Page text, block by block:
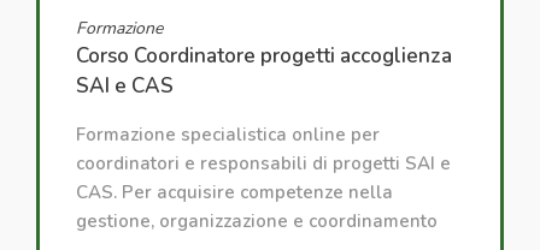
Formazione
Corso Coordinatore progetti accoglienza
SAI e CAS
Formazione specialistica online per
coordinatori e responsabili di progetti SAI e
CAS. Per acquisire competenze nella
gestione, organizzazione e coordinamento